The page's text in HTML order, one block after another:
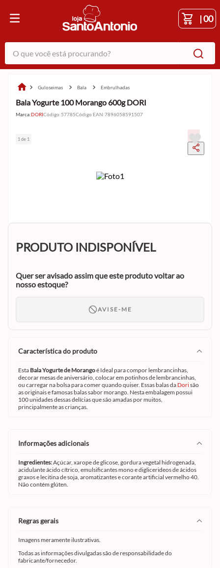
|00
O que você está procurando?
guloseimas bala embrulhadas
Bala Yogurte 100 Morango 600g DORI
Marca:DORICódigo:57785Código EAN:7896058591507
1 de 1
PRODUTO INDISPONÍVEL
Quer ser avisado assim que este produto voltar ao
nosso estoque?
AVISE-ME
característica do produto
Esta Bala Yogurte de Morangoé Ideal para compor lembrancinhas,
decorar mesas de aniversário, colocar em potinhos de lembrancinhas,
ou carregar na bolsa para comer quando quiser. Essas balas da Dorisão
as originais e famosas balas sabor morango. Nesta embalagem possui
100 unidades dessas delícias que são amadas por muitos,
principalmente as crianças.
informações adicionais
Ingredientes:Açúcar, xarope de glicose, gordura vegetal hidrogenada,
acidulante ácido cítrico, emulsificantes mono e diglicerideos de ácidos
graxos e lecitina de soja, aromatizantes e corante artificial vermelho 40.
Não contém glúten.
regras gerais
Imagens meramente ilustrativas.
Todas as informações divulgadas são de responsabilidade do
fabricante/fornecedor.